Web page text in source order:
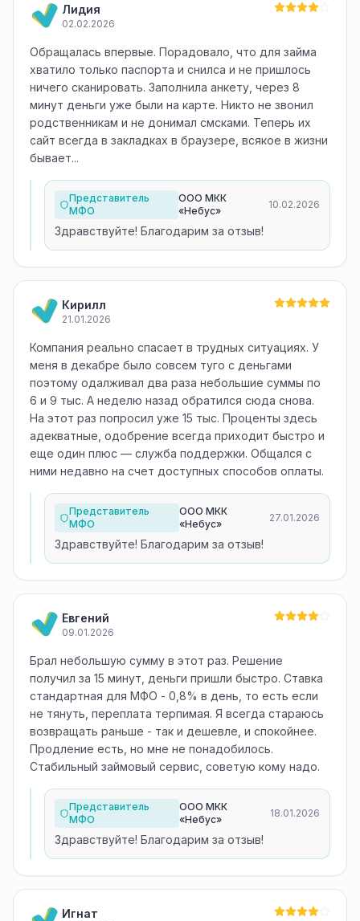
Лидия
02.02.2026
Обращалась впервые. Порадовало, что для займа
хватило только паспорта и снилса и не пришлось
ничего сканировать. Заполнила анкету, через 8
минут деньги уже были на карте. Никто не звонил
родственникам и не донимал смсками. Теперь их
сайт всегда в закладках в браузере, всякое в жизни
бывает...
Представитель
МФО
ООО МКК
«Небус»
10.02.2026
Здравствуйте! Благодарим за отзыв!
Кирилл
21.01.2026
Компания реально спасает в трудных ситуациях. У
меня в декабре было совсем туго с деньгами
поэтому одалживал два раза небольшие суммы по
6 и 9 тыс. А неделю назад обратился сюда снова.
На этот раз попросил уже 15 тыс. Проценты здесь
адекватные, одобрение всегда приходит быстро и
еще один плюс — служба поддержки. Общался с
ними недавно на счет доступных способов оплаты.
Представитель
МФО
ООО МКК
«Небус»
27.01.2026
Здравствуйте! Благодарим за отзыв!
Евгений
09.01.2026
Брал небольшую сумму в этот раз. Решение
получил за 15 минут, деньги пришли быстро. Ставка
стандартная для МФО - 0,8% в день, то есть если
не тянуть, переплата терпимая. Я всегда стараюсь
возвращать раньше - так и дешевле, и спокойнее.
Продление есть, но мне не понадобилось.
Стабильный займовый сервис, советую кому надо.
Представитель
МФО
ООО МКК
«Небус»
18.01.2026
Здравствуйте! Благодарим за отзыв!
Игнат